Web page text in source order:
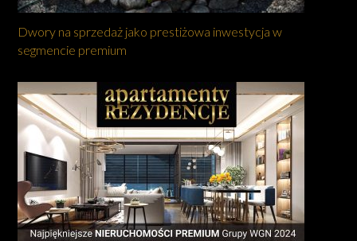
Dwory na sprzedaż jako prestiżowa inwestycja w
segmencie premium